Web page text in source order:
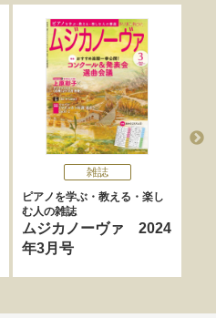
雑誌
ピアノを学ぶ・教える・楽し
む人の雑誌
ムジカノーヴァ 2024
年3月号